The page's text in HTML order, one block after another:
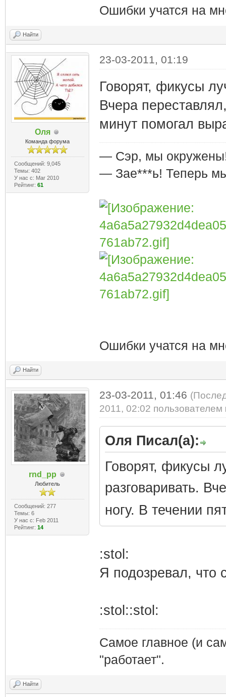
Ошибки учатся на
Найти
Оля
Команда форума
Сообщений: 9,045
Темы: 402
У нас с: Mar 2010
Рейтинг: 61
23-03-2011, 01:19
Говорят, фикусы
Вчера
минут помогал
— Сэр, мы
— Зае***ь! Теперь
Ошибки учатся на
Найти
rnd_pp
Любитель
Сообщений: 277
Темы: 6
У нас с: Feb 2011
Рейтинг: 14
23-03-2011, 01:46
2011, 02:02 пользователем
Оля Писал(а):
Говорят, фикусы
разговаривать.
ногу. В течении
:stol:
Я подозревал, что
:stol::stol:
Самое главное (и
"работает".
Найти